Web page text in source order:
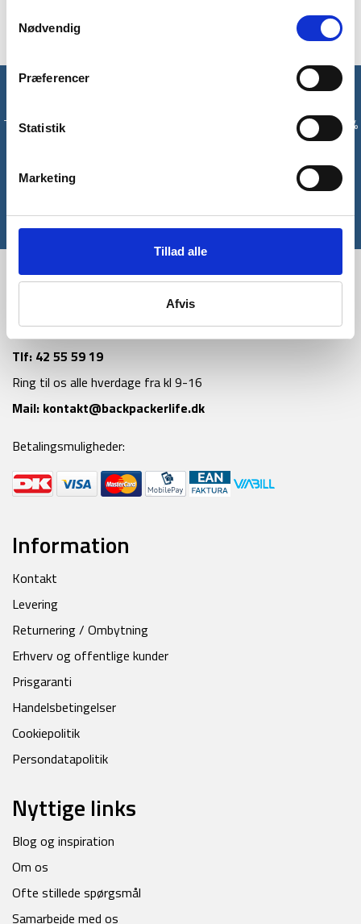
Nødvendig
Præferencer
Statistik
Marketing
Tillad alle
Afvis
Tilmeld dig vores nyhedsbrev og modtag med det samme en 10%
Tlf: 42 55 59 19
Ring til os alle hverdage fra kl 9-16
Mail: kontakt@backpackerlife.dk
Betalingsmuligheder:
Information
Kontakt
Levering
Returnering / Ombytning
Erhverv og offentlige kunder
Prisgaranti
Handelsbetingelser
Cookiepolitik
Persondatapolitik
Nyttige links
Blog og inspiration
Om os
Ofte stillede spørgsmål
Samarbejde med os